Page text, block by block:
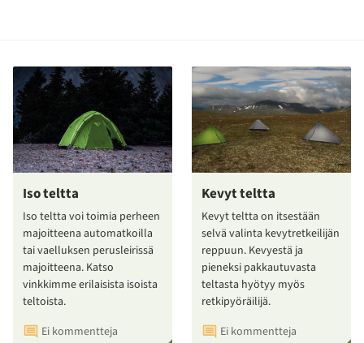
Iso teltta
Iso teltta voi toimia perheen
majoitteena automatkoilla
tai vaelluksen perusleirissä
majoitteena. Katso
vinkkimme erilaisista isoista
teltoista.
Ei kommentteja
Kevyt teltta
Kevyt teltta on itsestään
selvä valinta kevytretkeilijän
reppuun. Kevyestä ja
pieneksi pakkautuvasta
teltasta hyötyy myös
retkipyöräilijä.
Ei kommentteja